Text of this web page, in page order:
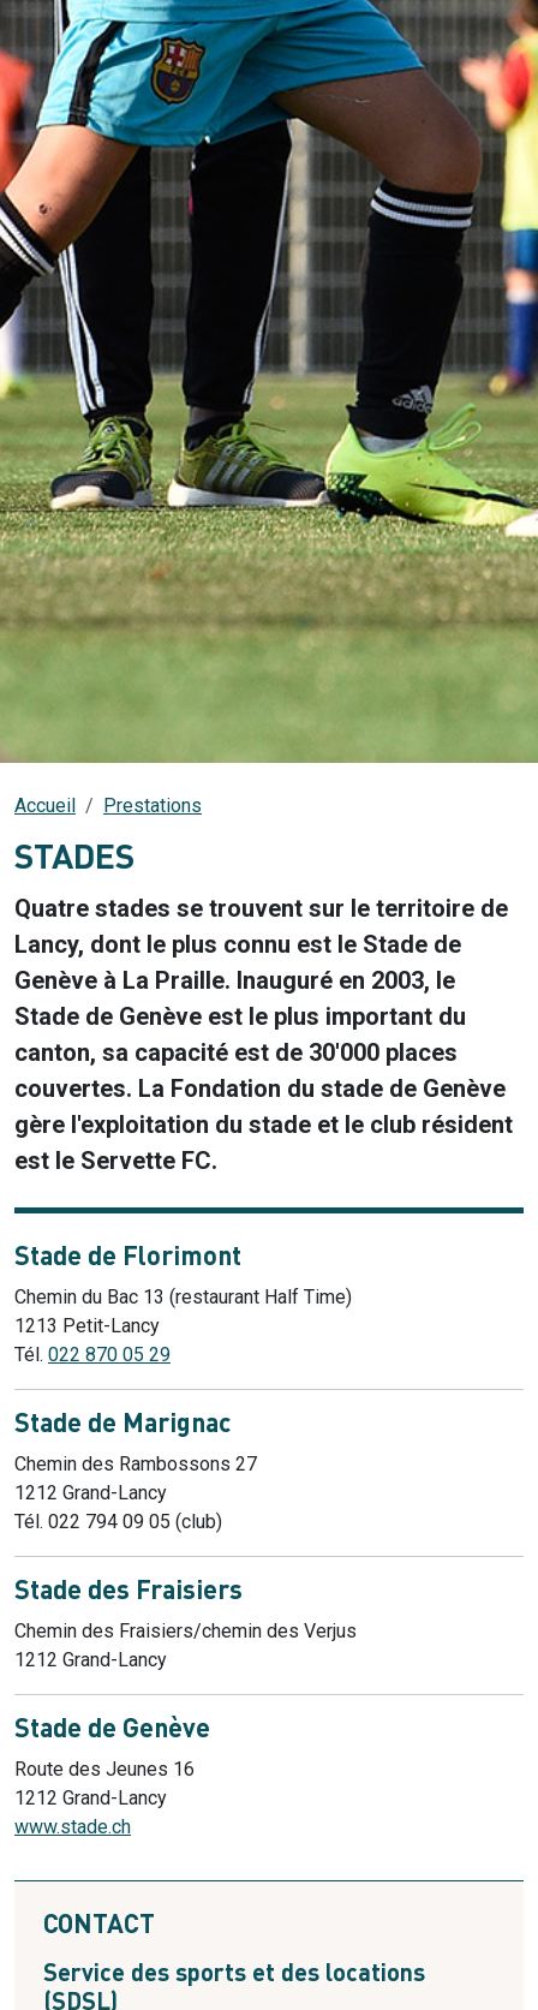
Accueil Prestations
STADES
Quatre stades se trouvent sur le territoire de
Lancy, dont le plus connu est le Stade de
Genève à La Praille. Inauguré en 2003, le
Stade de Genève est le plus important du
canton, sa capacité est de 30'000 places
couvertes. La Fondation du stade de Genève
gère l'exploitation du stade et le club résident
est le Servette FC.
Stade de Florimont
Chemin du Bac 13 (restaurant Half Time)
1213 Petit-Lancy
Tél. 022 870 05 29
Stade de Marignac
Chemin des Rambossons 27
1212 Grand-Lancy
Tél. 022 794 09 05 (club)
Stade des Fraisiers
Chemin des Fraisiers/chemin des Verjus
1212 Grand-Lancy
Stade de Genève
Route des Jeunes 16
1212 Grand-Lancy
www.stade.ch
CONTACT
Service des sports et des locations
(SDSL)